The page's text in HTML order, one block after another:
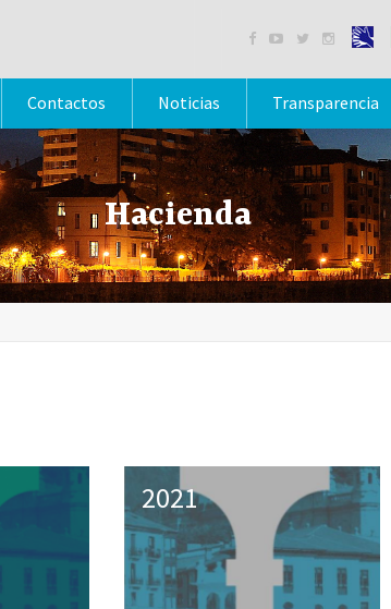
   
Contactos Noticias Transparencia
Hacienda
2021